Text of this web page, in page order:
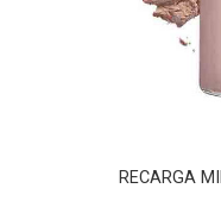
RECARGA